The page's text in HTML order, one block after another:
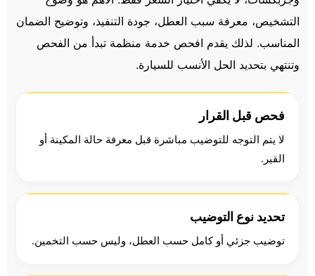
التشخيص، معرفة سبب العطل، جودة التنفيذ، وتوضيح الضمان
المناسب. لذلك يقدم افحص خدمة منظمة تبدأ من الفحص
وتنتهي بتحديد الحل الأنسب للسيارة.
فحص قبل القرار
لا يتم التوجه للتوضيب مباشرة قبل معرفة حالة المكينة أو
القير.
تحديد نوع التوضيب
توضيب جزئي أو كامل حسب العطل، وليس حسب التخمين.